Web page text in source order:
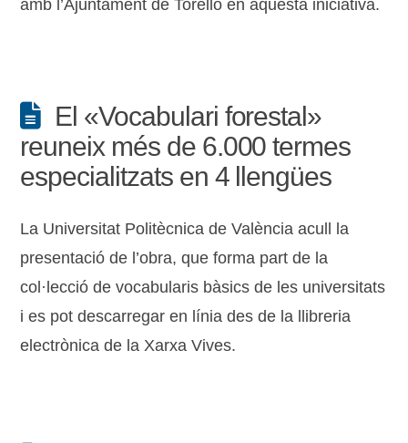
amb l’Ajuntament de Torelló en aquesta iniciativa.
El «Vocabulari forestal»
reuneix més de 6.000 termes
especialitzats en 4 llengües
La Universitat Politècnica de València acull la
presentació de l’obra, que forma part de la
col·lecció de vocabularis bàsics de les universitats
i es pot descarregar en línia des de la llibreria
electrònica de la Xarxa Vives.